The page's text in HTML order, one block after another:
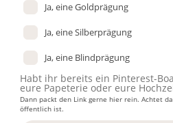
Ja, eine Goldprägung
Ja, eine Silberprägung
Ja, eine Blindprägung
Habt ihr bereits ein Pinterest-
eure Papeterie oder eure
Dann packt den Link gerne hier rein. Achtet
öffentlich ist.